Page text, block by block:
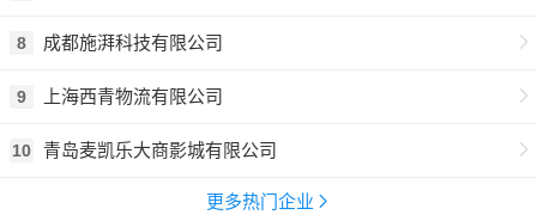
8 成都施湃科技有限公司
9 上海西青物流有限公司
10 青岛麦凯乐大商影城有限公司
更多热门企业